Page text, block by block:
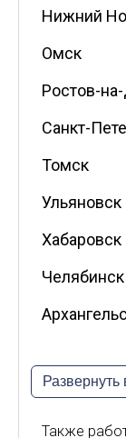
Нижний
Омск
Ростов-
Санкт-
Томск
Ульяновск
Хабаровск
Челябинск
Киров
Развернуть
Также